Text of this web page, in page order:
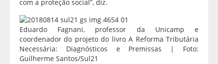
com a proteção social”, diz.
Eduardo Fagnani, professor da Unicamp e
coordenador do projeto do livro A Reforma Tributária
Necessária: Diagnósticos e Premissas | Foto:
Guilherme Santos/Sul21